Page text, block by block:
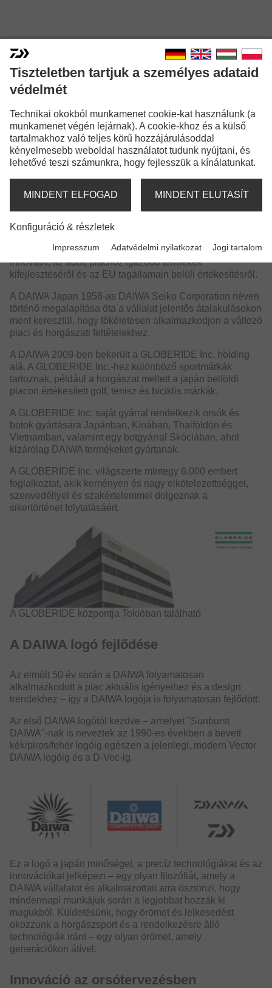
DAIWA TÖRTÉNELEM
horgászfelszerelés gyártó világszerte. A márka a világ
számos helyén található kereskedelmi és fejlesztési
központjával az elmúlt 60 év kiemelkedő sikertörténetére
tekinthet vissza. A DAIWA központja az anyavállalat, a
GLOBERIDE Inc. tokiói központja mellett található, ahol
mintegy 600 alkalmazott dolgozik. Emellett USA-ban,
Ausztráliában, Kínában, Szingapúrban, Thaiföldön,
Tajvanon és Európában is rendelkezik leányvállalatokkal.
Európán belül Németországban, Franciaországban,
Olaszországban és az Egyesült Királyságban. Ez a négy
részleggel rendelkezik, amelyek gondoskodnak az
innovatív, az adott piachoz igazodó termékek
kifejlesztéséről és az EU tagállamain belüli értékesítésről.
A DAIWA Japan 1958-as DAIWA Seiko Corporation néven
történő megalapítása óta a vállalat jelentős átalakulásokon
ment keresztül, hogy tökéletesen alkalmazkodjon a változó
piaci és horgászati feltételekhez.
A DAIWA 2009-ben bekerült a GLOBERIDE Inc. holding
alá. A GLOBERIDE Inc.-hez különböző sportmárkák
tartoznak, például a horgászat mellett a japán belföldi
piacon értékesített golf, tenisz és biciklis márkák.
A GLOBERIDE Inc. saját gyárral rendelkezik orsók és
botok gyártására Japánban, Kínában, Thaiföldön és
Vietnamban, valamint egy botgyárral Skóciában, ahol
kizárólag DAIWA termékeket gyártanak.
A GLOBERIDE Inc. világszerte mintegy 6.000 embert
foglalkoztat, akik keményen és nagy elkötelezettséggel,
szenvedéllyel és szakértelemmel dolgoznak a
sikertörténet folytatásáért.
A GLOBERIDE központja Tokióban található
A DAIWA logó fejlődése
Az elmúlt 50 év során a DAIWA folyamatosan
alkalmazkodott a piac aktuális igényeihez és a design
trendekhez – így a DAIWA logója is folyamatosan fejlődött:
Az első DAIWA logótól kezdve – amelyet "Sunburst
DAIWA"-nak is neveztek az 1990-es években a bevett
kék/piros/fehér logóig egészen a jelenlegi, modern Vector
DAIWA logóig és a D-Vec-ig.
Ez a logó a japán minőséget, a precíz technológiákat és az
innovációkat jelképezi – egy olyan filozófiát, amely a
DAIWA vállalatot és alkalmazottait arra ösztönzi, hogy
mindennapi munkájuk során a legjobbat hozzák ki
magukból. Küldetésünk, hogy örömet és lelkesedést
okozzunk a horgászsport és a rendelkezésre álló
technológiák iránt – egy olyan örömet, amely
generációkon átível.
Innováció az orsótervezésben
Tiszteletben tartjuk a személyes adataid
védelmét
Technikai okokból munkamenet cookie-kat használunk (a
munkamenet végén lejárnak). A cookie-khoz és a külső
tartalmakhoz való teljes körű hozzájárulásoddal
kényelmesebb weboldal használatot tudunk nyújtani, és
lehetővé teszi számunkra, hogy fejlesszük a kínálatunkat.
MINDENT ELFOGAD MINDENT ELUTASÍT
Konfiguráció & részletek
Impresszum Adatvédelmi nyilatkozat Jogi tartalom